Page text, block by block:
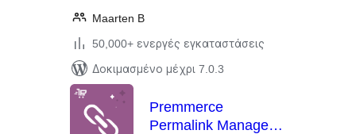
Maarten B
50,000+ ενεργές εγκαταστάσεις
Δοκιμασμένο μέχρι 7.0.3
Premmerce
Permalink Manager